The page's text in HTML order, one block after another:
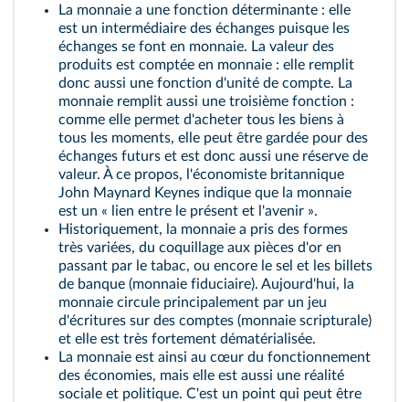
La monnaie a une fonction déterminante : elle
est un intermédiaire des échanges puisque les
échanges se font en monnaie. La valeur des
produits est comptée en monnaie : elle remplit
donc aussi une fonction d'unité de compte. La
monnaie remplit aussi une troisième fonction :
comme elle permet d'acheter tous les biens à
tous les moments, elle peut être gardée pour des
échanges futurs et est donc aussi une réserve de
valeur. À ce propos, l'économiste britannique
John Maynard Keynes indique que la monnaie
est un « lien entre le présent et l'avenir ».
Historiquement, la monnaie a pris des formes
très variées, du coquillage aux pièces d'or en
passant par le tabac, ou encore le sel et les billets
de banque (monnaie fiduciaire). Aujourd'hui, la
monnaie circule principalement par un jeu
d'écritures sur des comptes (monnaie scripturale)
et elle est très fortement dématérialisée.
La monnaie est ainsi au cœur du fonctionnement
des économies, mais elle est aussi une réalité
sociale et politique. C'est un point qui peut être